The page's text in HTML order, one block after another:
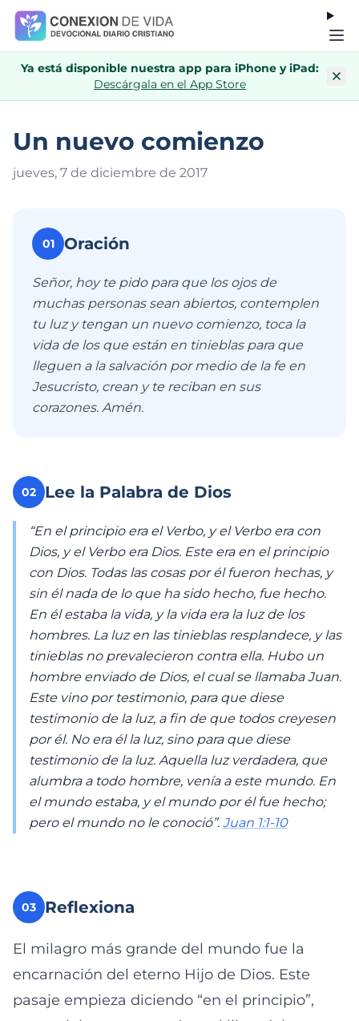
Ya está disponible nuestra app para iPhone y iPad:
Descárgala en el App Store
Un nuevo comienzo
jueves, 7 de diciembre de 2017
01 Oración
Señor, hoy te pido para que los ojos de
muchas personas sean abiertos, contemplen
tu luz y tengan un nuevo comienzo, toca la
vida de los que están en tinieblas para que
lleguen a la salvación por medio de la fe en
Jesucristo, crean y te reciban en sus
corazones. Amén.
02 Lee la Palabra de Dios
“En el principio era el Verbo, y el Verbo era con
Dios, y el Verbo era Dios. Este era en el principio
con Dios. Todas las cosas por él fueron hechas, y
sin él nada de lo que ha sido hecho, fue hecho.
En él estaba la vida, y la vida era la luz de los
hombres. La luz en las tinieblas resplandece, y las
tinieblas no prevalecieron contra ella. Hubo un
hombre enviado de Dios, el cual se llamaba Juan.
Este vino por testimonio, para que diese
testimonio de la luz, a fin de que todos creyesen
por él. No era él la luz, sino para que diese
testimonio de la luz. Aquella luz verdadera, que
alumbra a todo hombre, venía a este mundo. En
el mundo estaba, y el mundo por él fue hecho;
pero el mundo no le conoció”. Juan 1:1-10
03 Reflexiona
El milagro más grande del mundo fue la
encarnación del eterno Hijo de Dios. Este
pasaje empieza diciendo “en el principio”,